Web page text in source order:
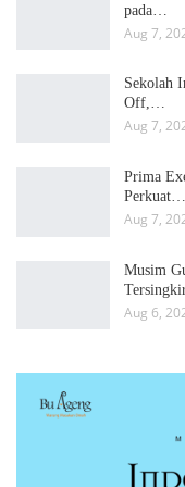
pada…
Aug 7,
Sekolah
Off,…
Aug 7,
Prima
Perkuat…
Aug 7,
Musim
Aug 6,